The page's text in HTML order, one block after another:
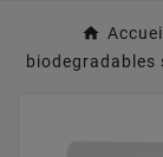
Accueil
biodegradables